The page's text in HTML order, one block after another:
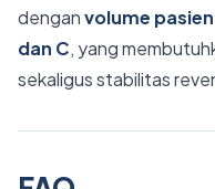
denganvolume
dan C, yang
sekaligus stabilitas